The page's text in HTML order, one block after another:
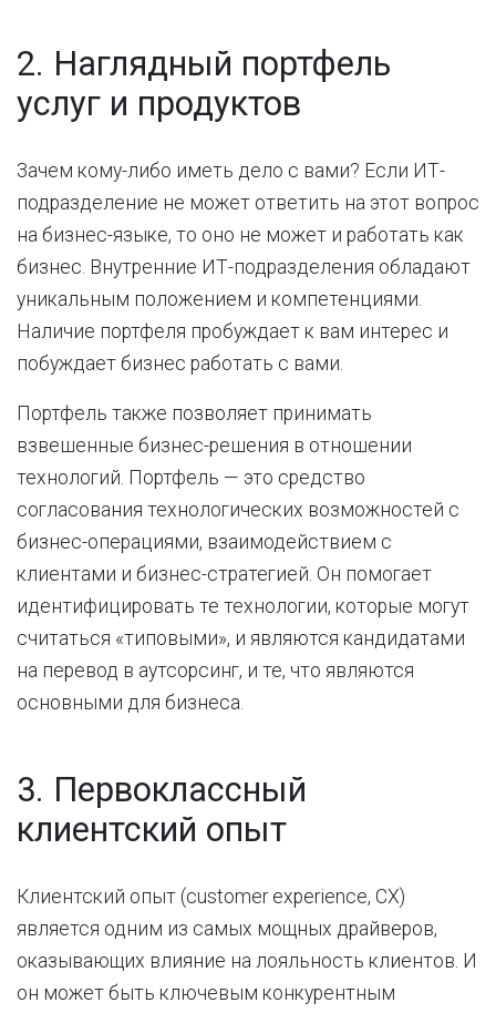
2. Наглядный портфель
услуг и продуктов
Зачем кому-либо иметь дело с вами? Если ИТ-
подразделение не может ответить на этот вопрос
на бизнес-языке, то оно не может и работать как
бизнес. Внутренние ИТ-подразделения обладают
уникальным положением и компетенциями.
Наличие портфеля пробуждает к вам интерес и
побуждает бизнес работать с вами.
Портфель также позволяет принимать
взвешенные бизнес-решения в отношении
технологий. Портфель — это средство
согласования технологических возможностей с
бизнес-операциями, взаимодействием с
клиентами и бизнес-стратегией. Он помогает
идентифицировать те технологии, которые могут
считаться «типовыми», и являются кандидатами
на перевод в аутсорсинг, и те, что являются
основными для бизнеса.
3. Первоклассный
клиентский опыт
Клиентский опыт (customer experience, CX)
является одним из самых мощных драйверов,
оказывающих влияние на лояльность клиентов. И
он может быть ключевым конкурентным